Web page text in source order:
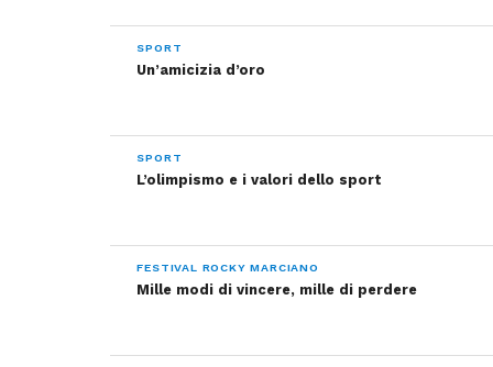
SPORT
Un’amicizia d’oro
SPORT
L’olimpismo e i valori dello sport
FESTIVAL ROCKY MARCIANO
Mille modi di vincere, mille di perdere